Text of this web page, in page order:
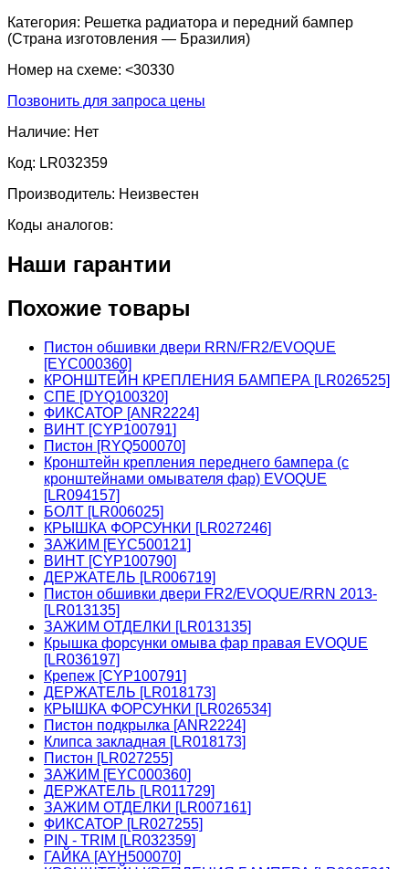
Категория: Решетка радиатора и передний бампер
(Страна изготовления — Бразилия)
Номер на схеме: <30330
Позвонить для запроса цены
Наличие: Нет
Код: LR032359
Производитель: Неизвестен
Коды аналогов:
Наши гарантии
Похожие товары
Пистон обшивки двери RRN/FR2/EVOQUE
[EYC000360]
КРОНШТЕЙН КРЕПЛЕНИЯ БАМПЕРА [LR026525]
СПЕ [DYQ100320]
ФИКСАТОР [ANR2224]
ВИНТ [CYP100791]
Пистон [RYQ500070]
Кронштейн крепления переднего бампера (с
кронштейнами омывателя фар) EVOQUE
[LR094157]
БОЛТ [LR006025]
КРЫШКА ФОРСУНКИ [LR027246]
ЗАЖИМ [EYC500121]
ВИНТ [CYP100790]
ДЕРЖАТЕЛЬ [LR006719]
Пистон обшивки двери FR2/EVOQUE/RRN 2013-
[LR013135]
ЗАЖИМ ОТДЕЛКИ [LR013135]
Крышка форсунки омыва фар правая EVOQUE
[LR036197]
Крепеж [CYP100791]
ДЕРЖАТЕЛЬ [LR018173]
КРЫШКА ФОРСУНКИ [LR026534]
Пистон подкрылка [ANR2224]
Клипса закладная [LR018173]
Пистон [LR027255]
ЗАЖИМ [EYC000360]
ДЕРЖАТЕЛЬ [LR011729]
ЗАЖИМ ОТДЕЛКИ [LR007161]
ФИКСАТОР [LR027255]
PIN - TRIM [LR032359]
ГАЙКА [AYH500070]